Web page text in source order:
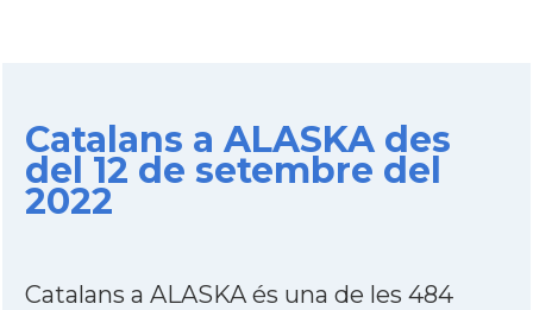
Catalans a ALASKA des
del 12 de setembre del
2022
Catalans a ALASKA és una de les 484